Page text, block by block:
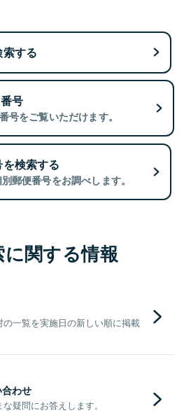
する
号
号をご覧いただけます。
検索する
郵便番号をお調べします。
関する情報
一覧を実施日の新しい順に掲載
わせ
疑問にお答えします。